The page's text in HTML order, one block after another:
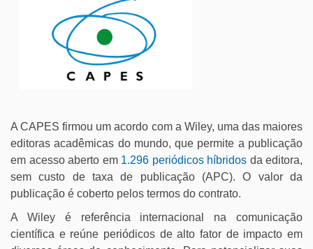
A CAPES firmou um acordo com a Wiley, uma das maiores
editoras acadêmicas do mundo, que permite a publicação
em acesso aberto em 1.296 periódicos híbridos da editora,
sem custo de taxa de publicação (APC). O valor da
publicação é coberto pelos termos do contrato.
A Wiley é referência internacional na comunicação
científica e reúne periódicos de alto fator de impacto em